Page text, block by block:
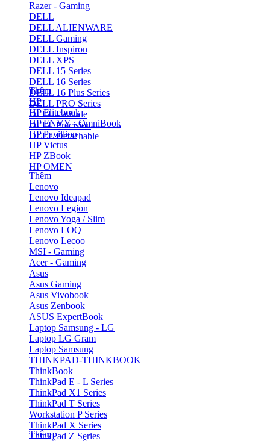
Razer - Gaming
DELL
DELL ALIENWARE
DELL Gaming
DELL Inspiron
DELL XPS
DELL 15 Series
DELL 16 Series
DELL 16 Plus Series
DELL PRO Series
DELL Latitude
DELL Precision
DELL Detachable
Thêm
HP
HP Elitebook
HP ENVY - OmniBook
HP Pavillion
HP Victus
HP ZBook
HP OMEN
Thêm
Lenovo
Lenovo Ideapad
Lenovo Legion
Lenovo Yoga / Slim
Lenovo LOQ
Lenovo Lecoo
MSI - Gaming
Acer - Gaming
Asus
Asus Gaming
Asus Vivobook
Asus Zenbook
ASUS ExpertBook
Laptop Samsung - LG
Laptop LG Gram
Laptop Samsung
THINKPAD-THINKBOOK
ThinkBook
ThinkPad E - L Series
ThinkPad X1 Series
ThinkPad T Series
Workstation P Series
ThinkPad X Series
ThinkPad Z Series
Thêm